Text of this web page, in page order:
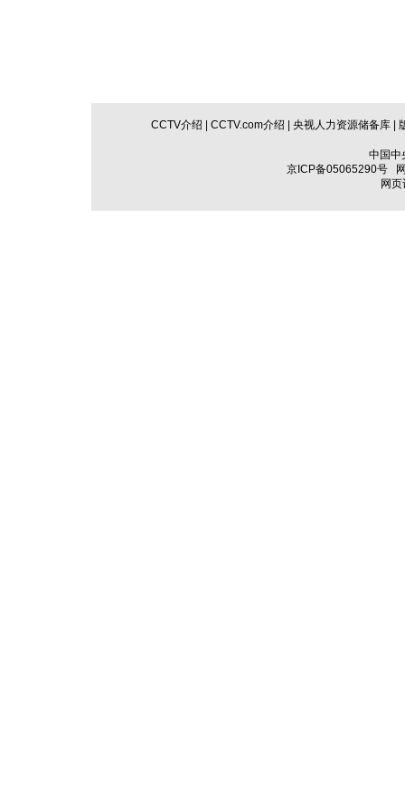
CCTV介绍 CCTV.com介绍 央视人力资源储备库
中国中
京ICP备05065290号
网